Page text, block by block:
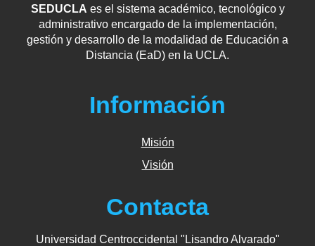
SEDUCLA es el sistema académico, tecnológico y
administrativo encargado de la implementación,
gestión y desarrollo de la modalidad de Educación a
Distancia (EaD) en la UCLA.
Información
Misión
Visión
Contacta
Universidad Centroccidental "Lisandro Alvarado"